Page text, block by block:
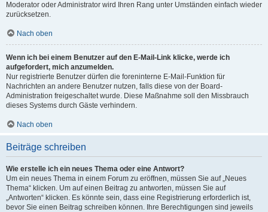
Moderator oder Administrator wird Ihren Rang unter Umständen einfach wieder
zurücksetzen.
Nach oben
Wenn ich bei einem Benutzer auf den E-Mail-Link klicke, werde ich
aufgefordert, mich anzumelden.
Nur registrierte Benutzer dürfen die foreninterne E-Mail-Funktion für
Nachrichten an andere Benutzer nutzen, falls diese von der Board-
Administration freigeschaltet wurde. Diese Maßnahme soll den Missbrauch
dieses Systems durch Gäste verhindern.
Nach oben
Beiträge schreiben
Wie erstelle ich ein neues Thema oder eine Antwort?
Um ein neues Thema in einem Forum zu eröffnen, müssen Sie auf „Neues
Thema“ klicken. Um auf einen Beitrag zu antworten, müssen Sie auf
„Antworten“ klicken. Es könnte sein, dass eine Registrierung erforderlich ist,
bevor Sie einen Beitrag schreiben können. Ihre Berechtigungen sind jeweils